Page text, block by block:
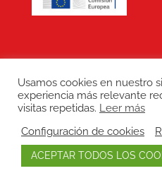
Copyright: Don
diseño web,
redes sociales y
Usamos cookies en nuestro
experiencia más relevante
visitas repetidas. Leer más
Configuración de cookies
ACEPTAR TODOS LOS